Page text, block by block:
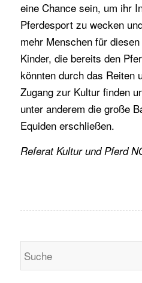
eine Chance sein, um ihr
Pferdesport zu wecken
mehr Menschen für
Kinder, die bereits den
könnten durch das Reiten
Zugang zur Kultur finden
unter anderem die große
Equiden erschließen.
Referat Kultur und Pferd